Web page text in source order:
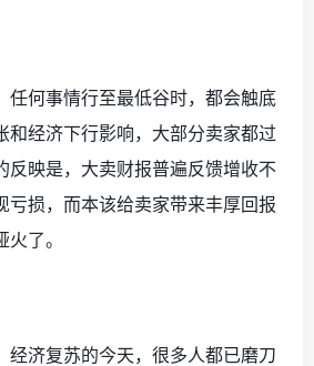
任何事情行至最低谷时，都会触底
和经济下行影响，大部分卖家都过
反映是，大卖财报普遍反馈增收不
亏损，而本该给卖家带来丰厚回报
了。
经济复苏的今天，很多人都已磨刀